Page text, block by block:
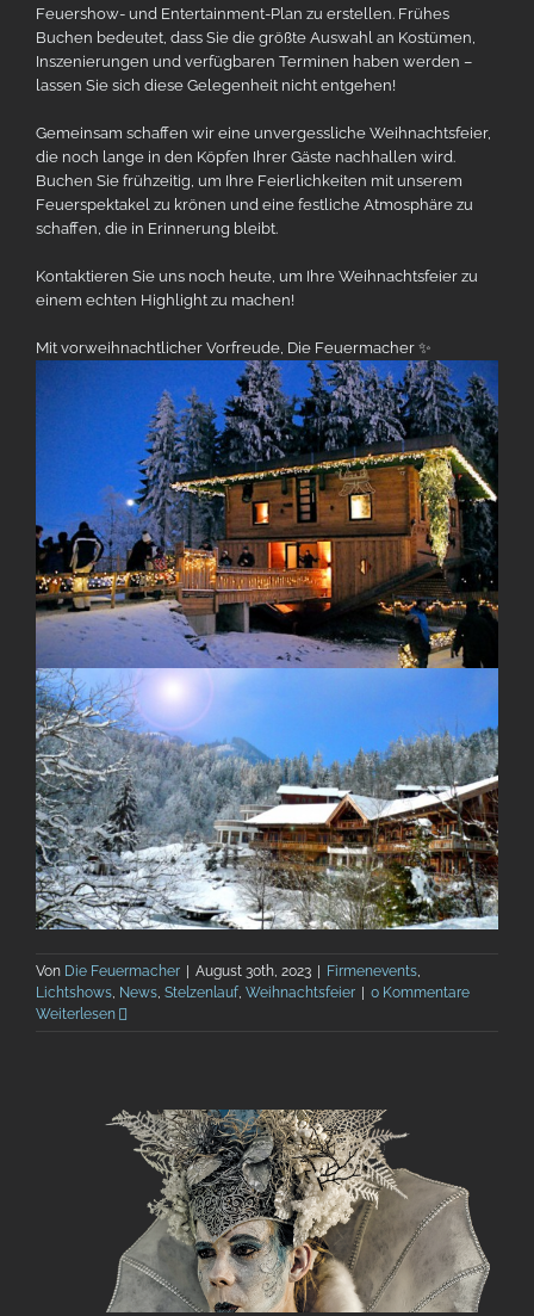
Feuershow- und Entertainment-Plan zu erstellen. Frühes
Buchen bedeutet, dass Sie die größte Auswahl an Kostümen,
Inszenierungen und verfügbaren Terminen haben werden –
lassen Sie sich diese Gelegenheit nicht entgehen!
Gemeinsam schaffen wir eine unvergessliche Weihnachtsfeier,
die noch lange in den Köpfen Ihrer Gäste nachhallen wird.
Buchen Sie frühzeitig, um Ihre Feierlichkeiten mit unserem
Feuerspektakel zu krönen und eine festliche Atmosphäre zu
schaffen, die in Erinnerung bleibt.
Kontaktieren Sie uns noch heute, um Ihre Weihnachtsfeier zu
einem echten Highlight zu machen!
Mit vorweihnachtlicher Vorfreude, Die Feuermacher ✨
Von Die Feuermacher | August 30th, 2023 | Firmenevents,
Lichtshows, News, Stelzenlauf, Weihnachtsfeier | 0 Kommentare
Weiterlesen